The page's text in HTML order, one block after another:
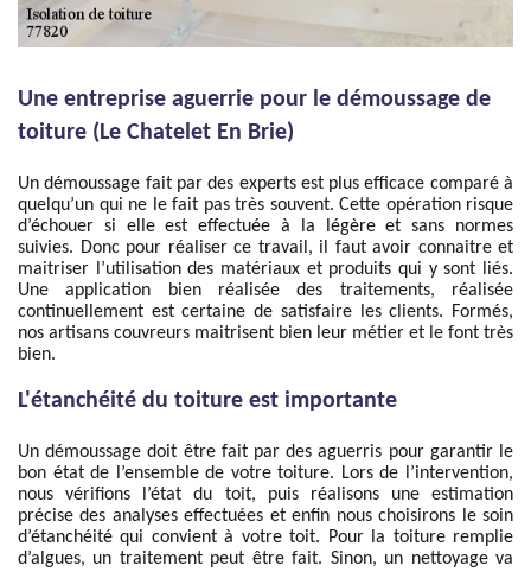
Une entreprise aguerrie pour le démoussage de
toiture (Le Chatelet En Brie)
Un démoussage fait par des experts est plus efficace comparé à
quelqu’un qui ne le fait pas très souvent. Cette opération risque
d’échouer si elle est effectuée à la légère et sans normes
suivies. Donc pour réaliser ce travail, il faut avoir connaitre et
maitriser l’utilisation des matériaux et produits qui y sont liés.
Une application bien réalisée des traitements, réalisée
continuellement est certaine de satisfaire les clients. Formés,
nos artisans couvreurs maitrisent bien leur métier et le font très
bien.
L'étanchéité du toiture est importante
Un démoussage doit être fait par des aguerris pour garantir le
bon état de l’ensemble de votre toiture. Lors de l’intervention,
nous vérifions l’état du toit, puis réalisons une estimation
précise des analyses effectuées et enfin nous choisirons le soin
d’étanchéité qui convient à votre toit. Pour la toiture remplie
d’algues, un traitement peut être fait. Sinon, un nettoyage va